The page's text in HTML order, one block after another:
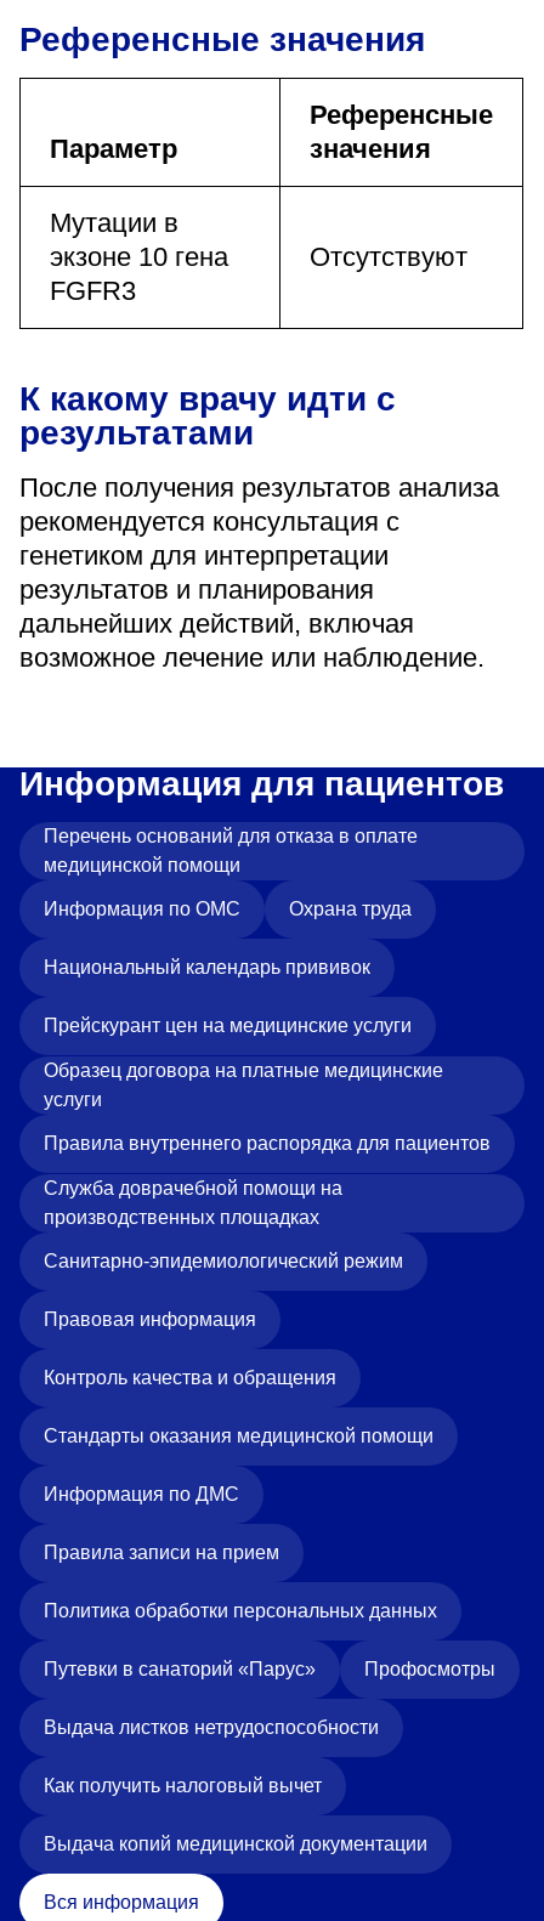
Референсные значения
Параметр
Референсные
значения
Мутации в
экзоне 10 гена
FGFR3
Отсутствуют
К какому врачу идти с
результатами
После получения результатов анализа
рекомендуется консультация с
генетиком для интерпретации
результатов и планирования
дальнейших действий, включая
возможное лечение или наблюдение.
Информация для пациентов
Перечень оснований для отказа в оплате
медицинской помощи
Информация по ОМС Охрана труда
Национальный календарь прививок
Прейскурант цен на медицинские услуги
Образец договора на платные медицинские
услуги
Правила внутреннего распорядка для пациентов
Служба доврачебной помощи на
производственных площадках
Санитарно-эпидемиологический режим
Правовая информация
Контроль качества и обращения
Стандарты оказания медицинской помощи
Информация по ДМС
Правила записи на прием
Политика обработки персональных данных
Путевки в санаторий «Парус» Профосмотры
Выдача листков нетрудоспособности
Как получить налоговый вычет
Выдача копий медицинской документации
Вся информация